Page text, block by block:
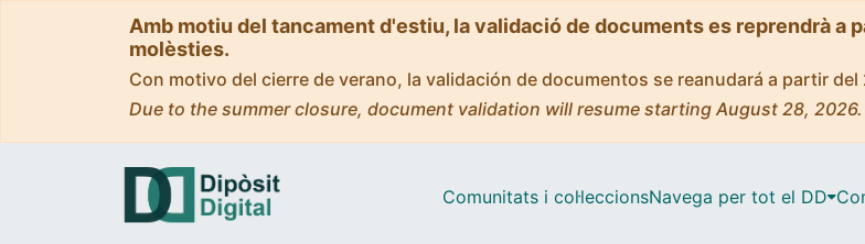
Amb motiu del tancament d'estiu, la validació de documents es reprendrà a
molèsties.
Con motivo del cierre de verano, la validación de documentos se reanudará a partir
Due to the summer closure, document validation will resume starting August 28,
Comunitats i col·leccionsNavega per tot el DD